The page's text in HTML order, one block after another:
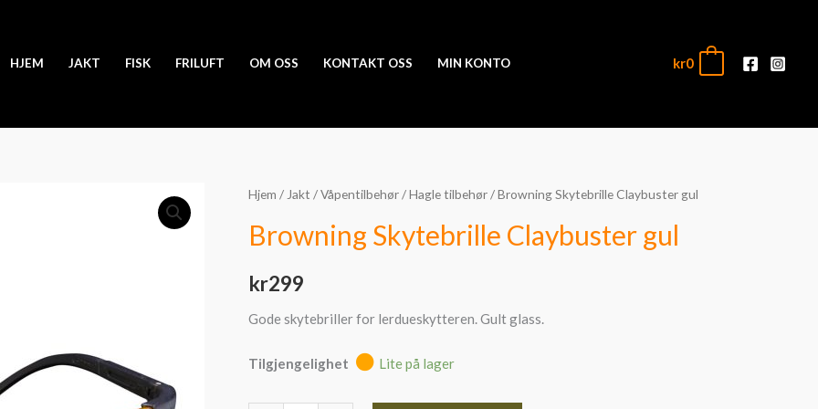
HJEM JAKT FISK FRILUFT OM OSS KONTAKT OSS MIN KONTO kr0
Hjem / Jakt /Våpentilbehør/Hagle tilbehør/ Browning Skytebrille Claybuster gul
Browning Skytebrille Claybuster gul
kr299
Gode skytebriller for lerdueskytteren. Gult glass.
Tilgjengelighet Lite på lager
Browning
Claybuster
antall